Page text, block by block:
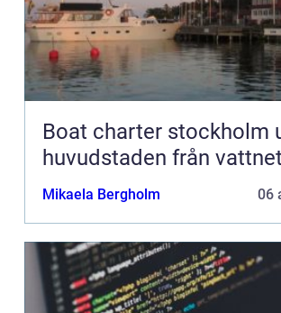
Boat charter stockholm upplev
huvudstaden från vattnet
Mikaela Bergholm 06